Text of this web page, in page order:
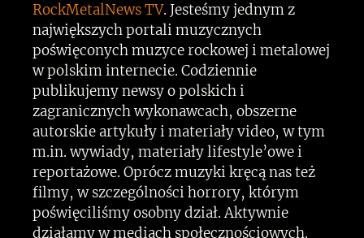
RockMetalNews TV. Jesteśmy jednym z
największych portali muzycznych
poświęconych muzyce rockowej i metalowej
w polskim internecie. Codziennie
publikujemy newsy o polskich i
zagranicznych wykonawcach, obszerne
autorskie artykuły i materiały video, w tym
m.in. wywiady, materiały lifestyle’owe i
reportażowe. Oprócz muzyki kręcą nas też
filmy, w szczególności horrory, którym
poświęciliśmy osobny dział. Aktywnie
działamy w mediach społecznościowych.